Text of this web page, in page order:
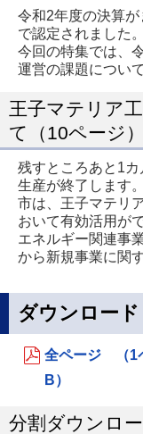
令和2年度の決算
で認定されました。
今回の特集では、
運営の課題につい
王子マテリア
て（10ページ）
残すところあと1
生産が終了します。
市は、王子マテリ
おいて有効活用が
エネルギー関連事
から新規事業に関
ダウンロード
全ページ （1
B）
分割ダウンロ